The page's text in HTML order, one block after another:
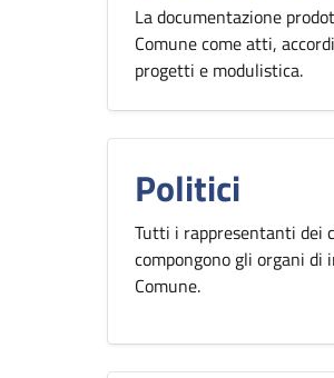
La documentazione
Comune come atti,
progetti e modulistica.
Politici
Tutti i rappresentanti dei
compongono gli organi di
Comune.